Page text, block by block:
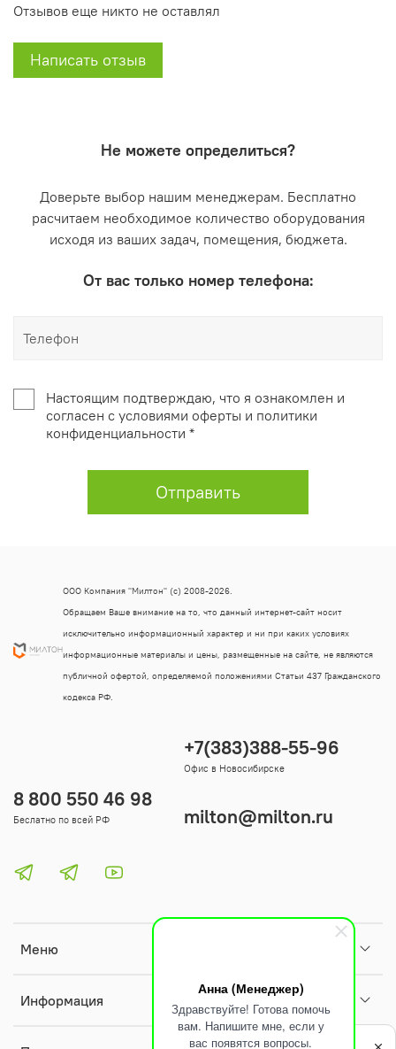
Анна (Менеджер)
Здравствуйте! Готова помочь
вам. Напишите мне, если у
вас появятся вопросы.
Отзывов еще никто не оставлял
Написать отзыв
Не можете определиться?
Доверьте выбор нашим менеджерам. Бесплатно
расчитаем необходимое количество оборудования
исходя из ваших задач, помещения, бюджета.
От вас только номер телефона:
Настоящим подтверждаю, что я ознакомлен и
согласен с условиями оферты и политики
конфиденциальности *
Отправить
Меню
Информация
8 800 550 46 98
Беслатно по всей РФ
+7(383)388-55-96
Офис в Новосибирске
milton@milton.ru
ООО Компания "Милтон" (с) 2008-2026.
Обращаем Ваше внимание на то, что данный интернет-сайт носит
исключительно информационный характер и ни при каких условиях
информационные материалы и цены, размещенные на сайте, не являются
публичной офертой, определяемой положениями Статьи 437 Гражданского
кодекса РФ.
Политика
обработки